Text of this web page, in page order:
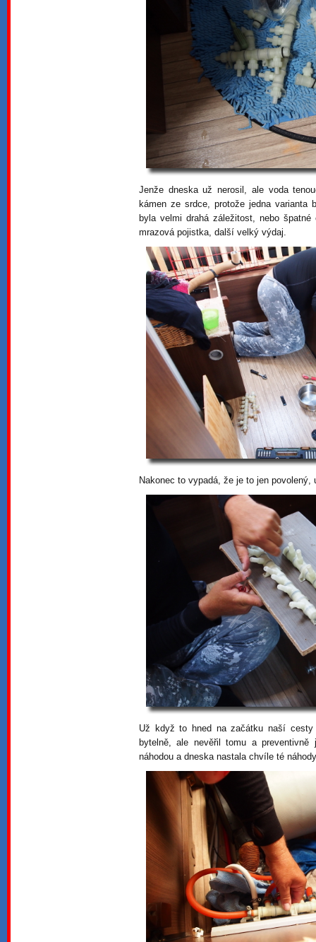
Jenže dneska už nerosil, ale voda
kámen ze srdce, protože jedna varianta
byla velmi drahá záležitost, nebo
mrazová pojistka, další velký výdaj.
Nakonec to vypadá, že je to jen
Už když to hned na začátku naší
bytelně, ale nevěřil tomu a
náhodou a dneska nastala chvíle té